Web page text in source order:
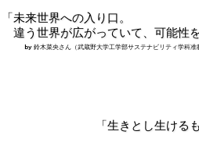
「未来世界への入り口。
違う世界が広がっていて、可能性
by 鈴木菜央さん（武蔵野大学工学部サステナビリティ学科准
「生きとし生ける